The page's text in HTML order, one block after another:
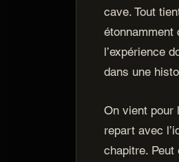
cave. Tout
étonnamment
l’expérience
dans une
On vient pour
repart avec
chapitre.